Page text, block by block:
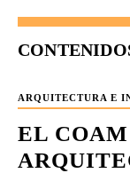
ARQUITECTURA E
EL